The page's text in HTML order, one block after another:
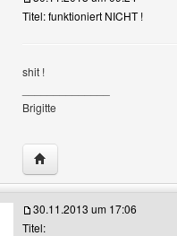
anzeigen
Titel: funktioniert NICHT !
shit !
Brigitte
Website dieses
30.11.2013 um 17:06
Titel: